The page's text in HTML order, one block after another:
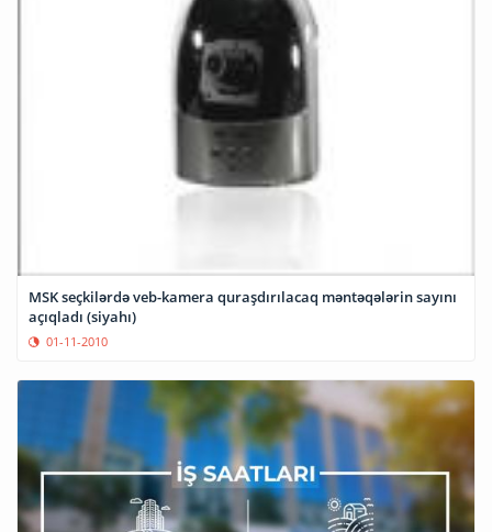
MSK seçkilərdə veb-kamera quraşdırılacaq məntəqələrin sayını
açıqladı (siyahı)
01-11-2010